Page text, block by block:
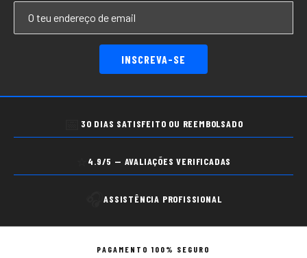
INSCREVA-SE
30 DIAS SATISFEITO OU REEMBOLSADO
4.9/5 — AVALIAÇÕES VERIFICADAS
🎧ASSISTÊNCIA PROFISSIONAL
PAGAMENTO 100% SEGURO